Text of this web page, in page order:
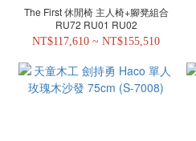
The First 休閒椅 主人椅+腳凳組合
RU72 RU01 RU02
NT$117,610 ~ NT$155,510